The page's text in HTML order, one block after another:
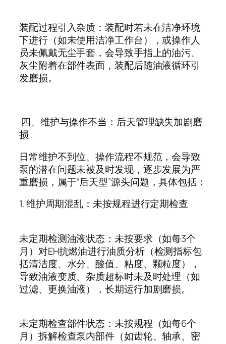
装配过程引入杂质：装配时若未在洁净环境
下进行（如未使用洁净工作台），或操作人
员未佩戴无尘手套，会导致手指上的油污、
灰尘附着在部件表面，装配后随油液循环引
发磨损。
四、维护与操作不当：后天管理缺失加剧磨
损
日常维护不到位、操作流程不规范，会导致
泵的潜在问题未被及时发现，逐步发展为严
重磨损，属于“后天型”源头问题，具体包括：
1.维护周期混乱：未按规程进行定期检查
未定期检测油液状态：未按要求（如每3个
月）对EH抗燃油进行油质分析（检测指标包
括清洁度、水分、酸值、粘度、颗粒度），
导致油液变质、杂质超标时未及时处理（如
过滤、更换油液），长期运行加剧磨损。
未定期检查部件状态：未按规程（如每6个
月）拆解检查泵内部件（如齿轮、轴承、密